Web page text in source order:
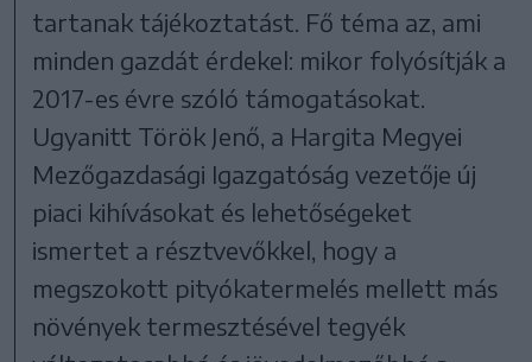
tartanak tájékoztatást. Fő téma az, ami
minden gazdát érdekel: mikor folyósítják a
2017-es évre szóló támogatásokat.
Ugyanitt Török Jenő, a Hargita Megyei
Mezőgazdasági Igazgatóság vezetője új
piaci kihívásokat és lehetőségeket
ismertet a résztvevőkkel, hogy a
megszokott pityókatermelés mellett más
növények termesztésével tegyék